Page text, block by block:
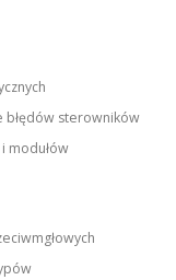
błędów sterowników
modułów